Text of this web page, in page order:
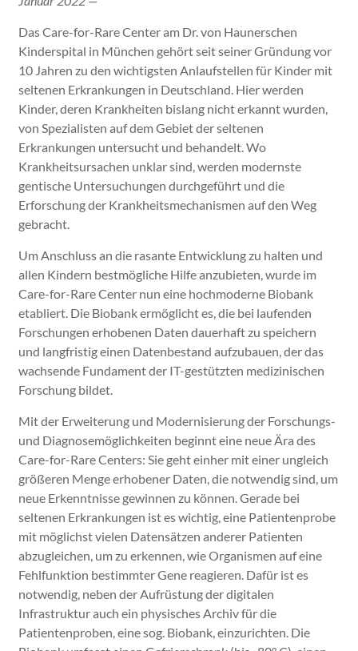
Das Care-for-Rare Center am Dr. von Haunerschen
Kinderspital in München gehört seit seiner Gründung vor
10 Jahren zu den wichtigsten Anlaufstellen für Kinder mit
seltenen Erkrankungen in Deutschland. Hier werden
Kinder, deren Krankheiten bislang nicht erkannt wurden,
von Spezialisten auf dem Gebiet der seltenen
Erkrankungen untersucht und behandelt. Wo
Krankheitsursachen unklar sind, werden modernste
gentische Untersuchungen durchgeführt und die
Erforschung der Krankheitsmechanismen auf den Weg
gebracht.
Um Anschluss an die rasante Entwicklung zu halten und
allen Kindern bestmögliche Hilfe anzubieten, wurde im
Care-for-Rare Center nun eine hochmoderne Biobank
etabliert. Die Biobank ermöglicht es, die bei laufenden
Forschungen erhobenen Daten dauerhaft zu speichern
und langfristig einen Datenbestand aufzubauen, der das
wachsende Fundament der IT-gestützten medizinischen
Forschung bildet.
Mit der Erweiterung und Modernisierung der Forschungs-
und Diagnosemöglichkeiten beginnt eine neue Ära des
Care-for-Rare Centers: Sie geht einher mit einer ungleich
größeren Menge erhobener Daten, die notwendig sind, um
neue Erkenntnisse gewinnen zu können. Gerade bei
seltenen Erkrankungen ist es wichtig, eine Patientenprobe
mit möglichst vielen Datensätzen anderer Patienten
abzugleichen, um zu erkennen, wie Organismen auf eine
Fehlfunktion bestimmter Gene reagieren. Dafür ist es
notwendig, neben der Aufrüstung der digitalen
Infrastruktur auch ein physisches Archiv für die
Patientenproben, eine sog. Biobank, einzurichten. Die